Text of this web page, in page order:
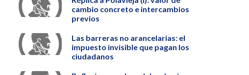
cambio concreto e intercambios
previos
Las barreras no arancelarias: el
impuesto invisible que pagan los
ciudadanos